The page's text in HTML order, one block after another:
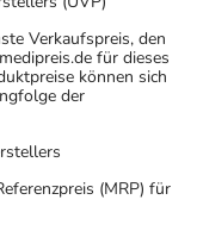
Verkaufspreis, den
für dieses
können sich
der
(MRP) für